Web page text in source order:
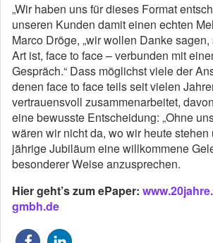
„Wir haben uns für dieses Format
unseren Kunden damit einen echten
Marco Dröge, „wir wollen Danke
Art ist, face to face – verbunden mit
Gespräch.“ Dass möglichst viele der
denen face to face teils seit vielen
vertrauensvoll zusammenarbeitet,
eine bewusste Entscheidung: „Ohne
wären wir nicht da, wo wir heute
jährige Jubiläum eine willkommene
besonderer Weise anzusprechen.
Hier geht’s zum ePaper:
gmbh.de